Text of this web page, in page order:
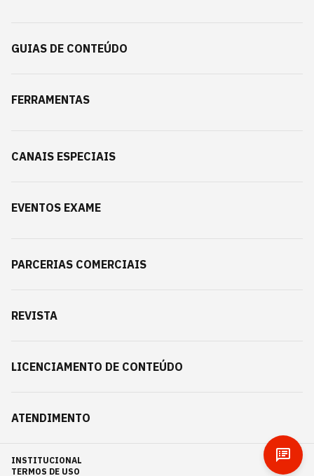
GUIAS DE CONTEÚDO
FERRAMENTAS
CANAIS ESPECIAIS
EVENTOS EXAME
PARCERIAS COMERCIAIS
REVISTA
LICENCIAMENTO DE CONTEÚDO
ATENDIMENTO
INSTITUCIONAL
TERMOS DE USO